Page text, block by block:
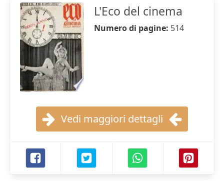
L'Eco del cinema
Numero di pagine: 514
Vedi maggiori dettagli